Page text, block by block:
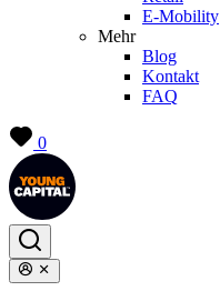
E-Mobility
Mehr
Blog
Kontakt
FAQ
0